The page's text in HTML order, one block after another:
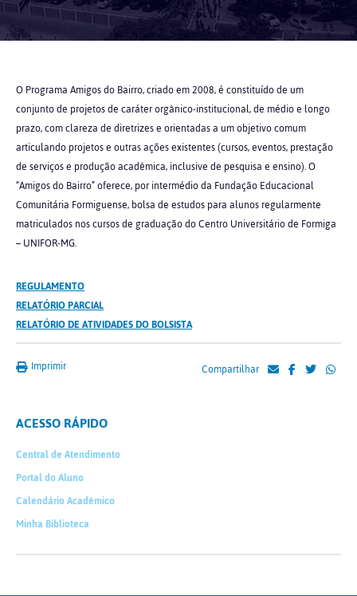
O Programa Amigos do Bairro, criado em 2008, é constituído de um
conjunto de projetos de caráter orgânico-institucional, de médio e longo
prazo, com clareza de diretrizes e orientadas a um objetivo comum
articulando projetos e outras ações existentes (cursos, eventos, prestação
de serviços e produção acadêmica, inclusive de pesquisa e ensino). O
“Amigos do Bairro” oferece, por intermédio da Fundação Educacional
Comunitária Formiguense, bolsa de estudos para alunos regularmente
matriculados nos cursos de graduação do Centro Universitário de Formiga
– UNIFOR-MG.
REGULAMENTO
RELATÓRIO PARCIAL
RELATÓRIO DE ATIVIDADES DO BOLSISTA
Imprimir Compartilhar
ACESSO RÁPIDO
Central de Atendimento
Portal do Aluno
Calendário Acadêmico
Minha Biblioteca